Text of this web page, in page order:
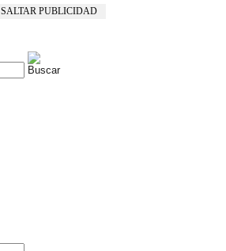
SALTAR PUBLICIDAD